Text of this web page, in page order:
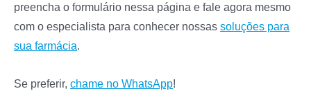
preencha o formulário nessa página e fale agora mesmo
com o especialista para conhecer nossas soluções para
sua farmácia.
Se preferir, chame no WhatsApp!